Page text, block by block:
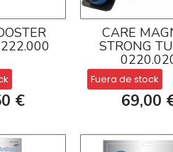
€
CARE
STRONG
Fuera de stock
69,00